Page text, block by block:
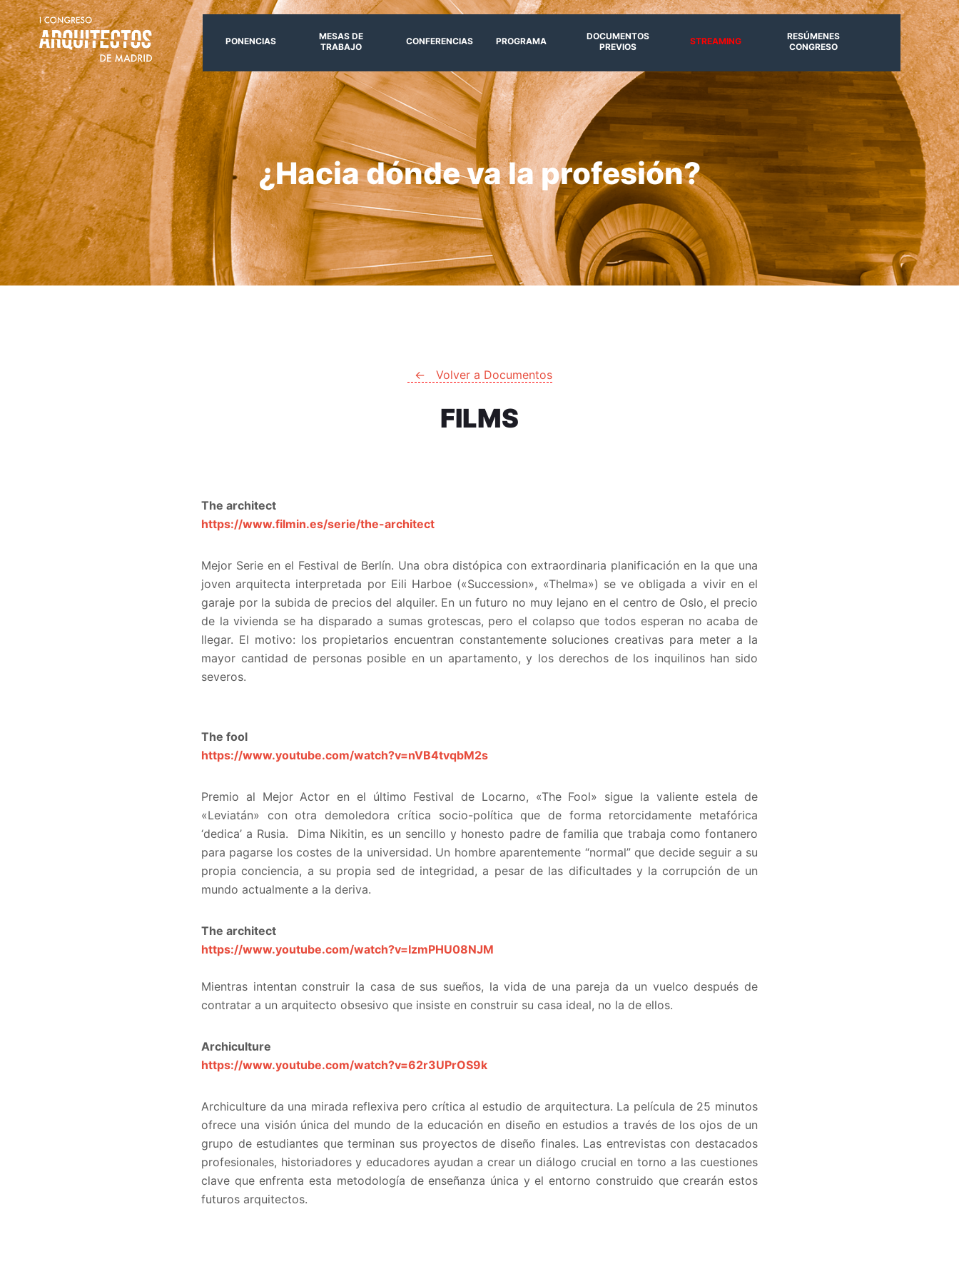
PONENCIAS
MESAS DE
TRABAJO
CONFERENCIAS PROGRAMA
DOCUMENTOS
PREVIOS
STREAMING
RESÚMENES
CONGRESO
¿Hacia dónde va la profesión?
← Volver a Documentos
FILMS
The architect
https://www.filmin.es/serie/the-architect
Mejor Serie en el Festival de Berlín. Una obra distópica con extraordinaria planificación en la que una
joven arquitecta interpretada por Eili Harboe («Succession», «Thelma») se ve obligada a vivir en el
garaje por la subida de precios del alquiler. En un futuro no muy lejano en el centro de Oslo, el precio
de la vivienda se ha disparado a sumas grotescas, pero el colapso que todos esperan no acaba de
llegar. El motivo: los propietarios encuentran constantemente soluciones creativas para meter a la
mayor cantidad de personas posible en un apartamento, y los derechos de los inquilinos han sido
severos.
The fool
https://www.youtube.com/watch?v=nVB4tvqbM2s
Premio al Mejor Actor en el último Festival de Locarno, «The Fool» sigue la valiente estela de
«Leviatán» con otra demoledora crítica socio-política que de forma retorcidamente metafórica
‘dedica’ a Rusia. Dima Nikitin, es un sencillo y honesto padre de familia que trabaja como fontanero
para pagarse los costes de la universidad. Un hombre aparentemente “normal” que decide seguir a su
propia conciencia, a su propia sed de integridad, a pesar de las dificultades y la corrupción de un
mundo actualmente a la deriva.
The architect
https://www.youtube.com/watch?v=IzmPHU08NJM
Mientras intentan construir la casa de sus sueños, la vida de una pareja da un vuelco después de
contratar a un arquitecto obsesivo que insiste en construir su casa ideal, no la de ellos.
Archiculture
https://www.youtube.com/watch?v=62r3UPrOS9k
Archiculture da una mirada reflexiva pero crítica al estudio de arquitectura. La película de 25 minutos
ofrece una visión única del mundo de la educación en diseño en estudios a través de los ojos de un
grupo de estudiantes que terminan sus proyectos de diseño finales. Las entrevistas con destacados
profesionales, historiadores y educadores ayudan a crear un diálogo crucial en torno a las cuestiones
clave que enfrenta esta metodología de enseñanza única y el entorno construido que crearán estos
futuros arquitectos.